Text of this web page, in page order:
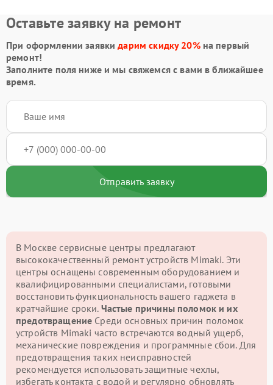
Оставьте заявку на ремонт
При оформлении заявкидарим скидку 20%на первый
ремонт!
Заполните поля ниже и мы свяжемся с вами в ближайшее
время.
Отправить заявку
В Москве сервисные центры предлагают
высококачественный ремонт устройств Mimaki. Эти
центры оснащены современным оборудованием и
квалифицированными специалистами, готовыми
восстановить функциональность вашего гаджета в
кратчайшие сроки. Частые причины поломок и их
предотвращение Среди основных причин поломок
устройств Mimaki часто встречаются водный ущерб,
механические повреждения и программные сбои. Для
предотвращения таких неисправностей
рекомендуется использовать защитные чехлы,
избегать контакта с водой и регулярно обновлять